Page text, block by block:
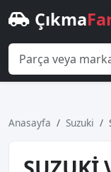
Çıkma
Anasayfa Suzuki